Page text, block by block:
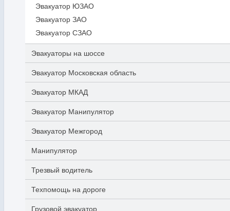
Эвакуатор ЮЗАО
Эвакуатор ЗАО
Эвакуатор СЗАО
Эвакуаторы на шоссе
Эвакуатор Московская область
Эвакуатор МКАД
Эвакуатор Манипулятор
Эвакуатор Межгород
Манипулятор
Трезвый водитель
Техпомощь на дороге
Грузовой эвакуатор